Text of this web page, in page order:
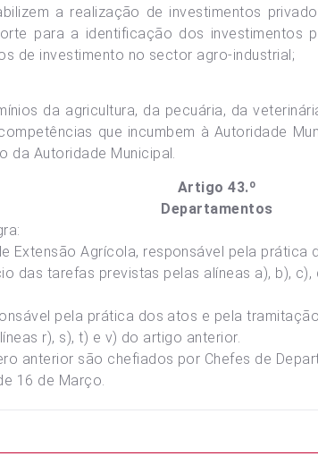
a realização de investimentos
para a identificação dos
de investimento no sector agro-industrial;
da agricultura, da pecuária, da
que incumbem à Autoridade
da Autoridade Municipal.
Artigo 43.º
Departamentos
Extensão Agrícola, responsável pela
das tarefas previstas pelas alíneas a), b), c),
pela prática dos atos e pela
r), s), t) e v) do artigo anterior.
anterior são chefiados por Chefes de
16 de Março.